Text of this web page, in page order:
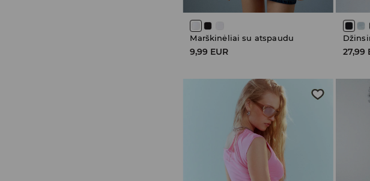
Marškinėliai su atspaudu
9,99 EUR 27,99